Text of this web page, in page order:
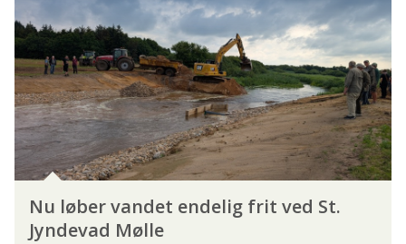
SNÆBEL SPEJLKARPE STALLING
STAVSILD STEELHEAD STENBIDER
STRØMSKALLE STØR SUDER
SØLVKARPE SØLVLAKS SØLVØRRED
SØØRRED TIGERØRRED TOBIS
TORSK TUN TUNGE VÅGMÆR
Nu løber vandet endelig frit ved St.
Jyndevad Mølle